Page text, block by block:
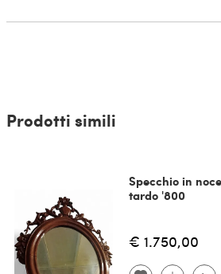
Prodotti simili
Specchio in
tardo '800
€ 1.750,00